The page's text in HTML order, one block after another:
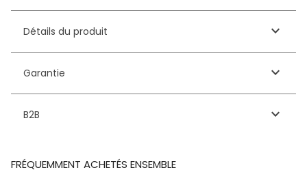
Détails du produit keyboard_arrow_down
Garantie keyboard_arrow_down
B2B keyboard_arrow_down
FRÉQUEMMENT ACHETÉS ENSEMBLE